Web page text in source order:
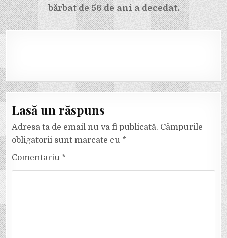
bărbat de 56 de ani a decedat.
Lasă un răspuns
Adresa ta de email nu va fi publicată. Câmpurile
obligatorii sunt marcate cu *
Comentariu *